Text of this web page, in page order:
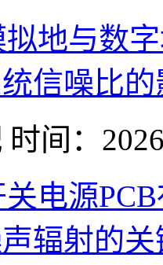
拟地与数
信噪比的
时间：
关电源
辐射的